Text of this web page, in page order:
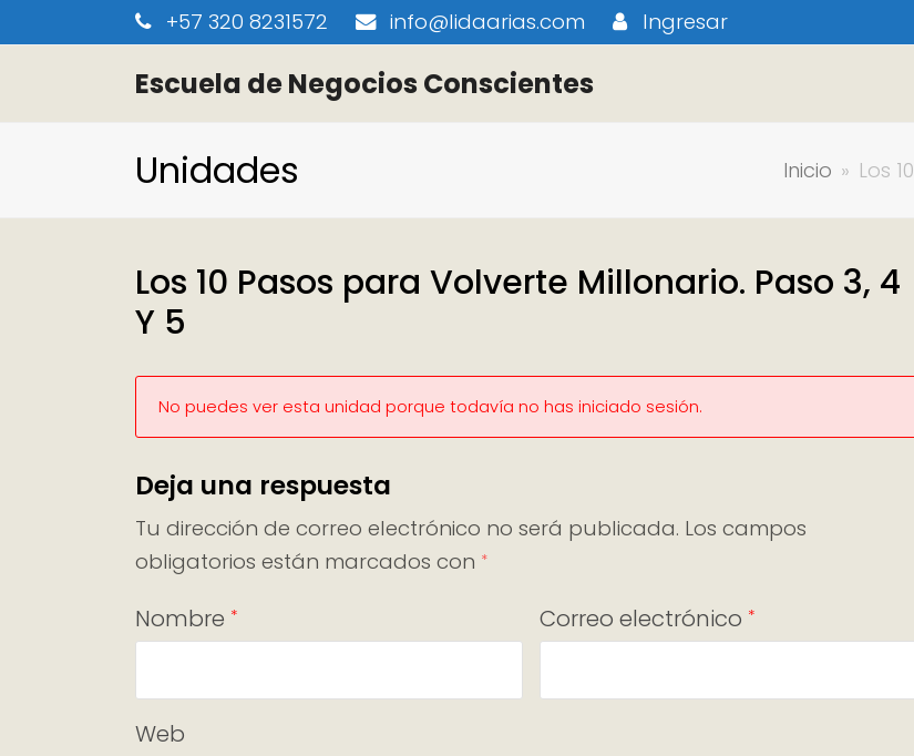
+57 320 8231572 info@lidaarias.com Ingresar
Escuela de Negocios Conscientes
Unidades Inicio » Los
Los 10 Pasos para Volverte Millonario. Paso 3, 4
Y 5
No puedes ver esta unidad porque todavía no has iniciado sesión.
Deja una respuesta
Tu dirección de correo electrónico no será publicada. Los campos
obligatorios están marcados con *
Nombre * Correo electrónico *
Web